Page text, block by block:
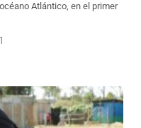
Atlántico, en el primer